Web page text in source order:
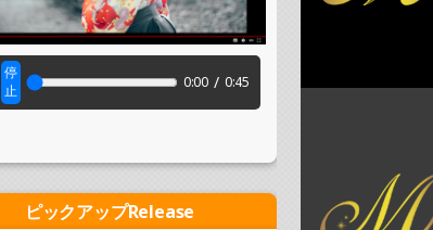
停
止
0:00 / 0:45
ピックアップRelease